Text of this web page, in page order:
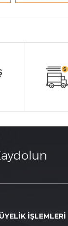
ÜYELİK İŞLEMLERİ